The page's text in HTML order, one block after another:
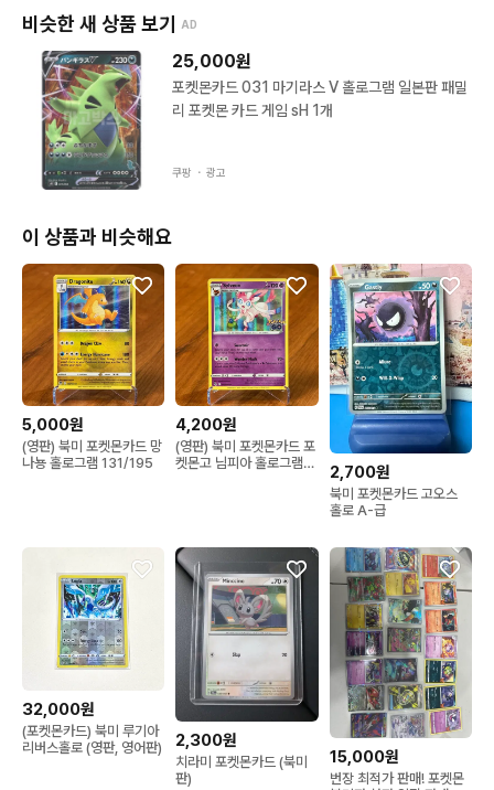
비슷한 새 상품 보기 AD
25,000원
포켓몬카드 031 마기라스 V 홀로그램 일본판 패밀
리 포켓몬 카드 게임 sH 1개
쿠팡 ・ 광고
이 상품과 비슷해요
5,000원
(영판) 북미 포켓몬카드 망
나뇽 홀로그램 131/195
4,200원
(영판) 북미 포켓몬카드 포
켓몬고 님피아 홀로그램
2,700원
북미 포켓몬카드 고오스
홀로 A-급
32,000원
(포켓몬카드) 북미 루기아
리버스홀로 (영판, 영어판)
2,300원
치라미 포켓몬카드 (북미
판)
15,000원
번장 최적가 판매! 포켓몬